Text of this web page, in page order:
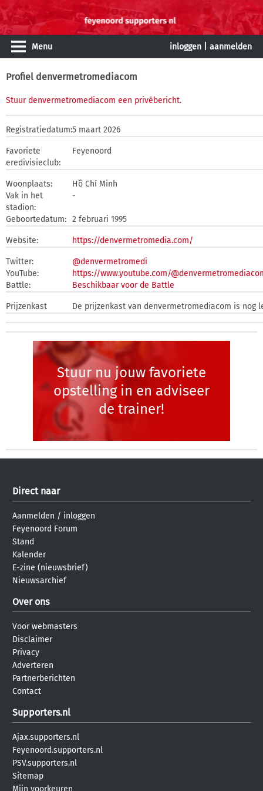
Menu inloggen aanmelden
Profiel denvermetromediacom
Stuur denvermetromediacom een privébericht.
Registratiedatum:5 maart 2026
Favoriete
eredivisieclub:
Feyenoord
Woonplaats:
Hồ Chí Minh
Vak in het
stadion:
-
Geboortedatum: 2 februari 1995
Website: https://denvermetromedia.com/
Twitter:
@denvermetromedi
YouTube:
https://www.youtube.com/
Battle:
Beschikbaar voor de Battle
Prijzenkast De prijzenkast van denvermetromediacom is nog
Stuur nu jouw favoriete
opstelling in en adviseer
de trainer!
Direct naar
Aanmelden / inloggen
Feyenoord Forum
Stand
Kalender
E-zine (nieuwsbrief)
Nieuwsarchief
Over ons
Voor webmasters
Disclaimer
Privacy
Adverteren
Partnerberichten
Contact
Supporters.nl
Ajax.supporters.nl
Feyenoord.supporters.nl
PSV.supporters.nl
Sitemap
Mijn voorkeuren